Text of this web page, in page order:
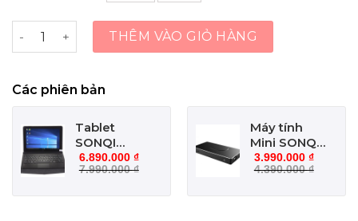
SONQI Blackbook W888 (Vido W10 Elite) số lượng
THÊM VÀO GIỎ HÀNG
Các phiên bản
Tablet
SONQI
WN1161
7.990.000₫
6.890.000 ₫
Máy tính
Mini SONQI
W818
4.390.000₫
3.990.000 ₫